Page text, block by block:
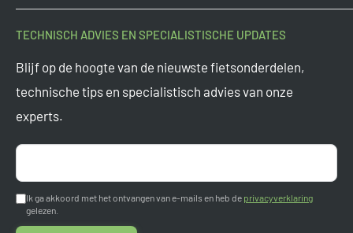
kopen bieden we altijd de scherpste prijzen.
Onderdeel vanTormino B.V.
Vragen? Mail ons opsupport@tormino.com
Pletterij 35 F
2211 JT Noordwijkerhout
Nederland
Kvk: 84663545
Contact
Ruilen en retourneren
Garantie
Betaalmogelijkheden
Algemene voorwaarden
TECHNISCH ADVIES EN SPECIALISTISCHE UPDATES
Blijf op de hoogte van de nieuwste fietsonderdelen,
technische tips en specialistisch advies van onze
experts.
Ik ga akkoord met het ontvangen van e-mails en heb de privacyverklaring
gelezen.